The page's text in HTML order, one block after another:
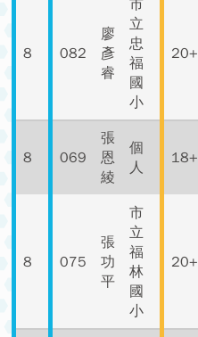
8 082
廖
彥
睿
市
立
忠
福
國
小
20+
8 069
張
恩
綾
個
人
18+
8 075
張
功
平
市
立
福
林
國
小
20+